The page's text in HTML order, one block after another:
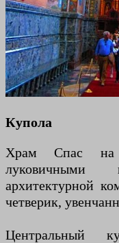
Купола
Храм Спас на
луковичными
архитектурной
четверик,
Центральный